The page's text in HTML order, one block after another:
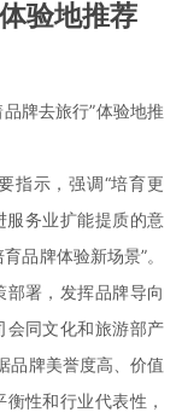
验地推荐
牌去旅行”体验地推
示，强调“培育更
服务业扩能提质的意
品牌体验新场景”。
署，发挥品牌导向
会同文化和旅游部产
品牌美誉度高、价值
性和行业代表性，